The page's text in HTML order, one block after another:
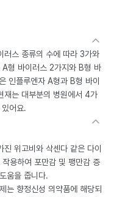
러스 종류의 수에 따라 3가와
형 바이러스 2가지와 B형 바
인플루엔자 A형과 B형 바이
재는 대부분의 병원에서 4가
어요.
위고비와 삭센다 같은 다이
용하여 포만감 및 팽만감 증
움을 줍니다.
는 향정신성 의약품에 해당되